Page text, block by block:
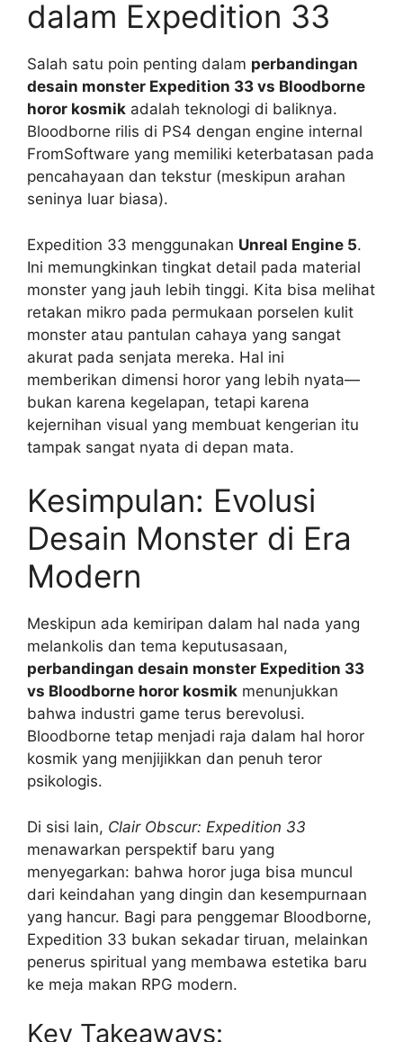
dalam Expedition 33
Salah satu poin penting dalam perbandingan
desain monster Expedition 33 vs Bloodborne
horor kosmik adalah teknologi di baliknya.
Bloodborne rilis di PS4 dengan engine internal
FromSoftware yang memiliki keterbatasan pada
pencahayaan dan tekstur (meskipun arahan
seninya luar biasa).
Expedition 33 menggunakan Unreal Engine 5.
Ini memungkinkan tingkat detail pada material
monster yang jauh lebih tinggi. Kita bisa melihat
retakan mikro pada permukaan porselen kulit
monster atau pantulan cahaya yang sangat
akurat pada senjata mereka. Hal ini
memberikan dimensi horor yang lebih nyata—
bukan karena kegelapan, tetapi karena
kejernihan visual yang membuat kengerian itu
tampak sangat nyata di depan mata.
Kesimpulan: Evolusi
Desain Monster di Era
Modern
Meskipun ada kemiripan dalam hal nada yang
melankolis dan tema keputusasaan,
perbandingan desain monster Expedition 33
vs Bloodborne horor kosmik menunjukkan
bahwa industri game terus berevolusi.
Bloodborne tetap menjadi raja dalam hal horor
kosmik yang menjijikkan dan penuh teror
psikologis.
Di sisi lain, Clair Obscur: Expedition 33
menawarkan perspektif baru yang
menyegarkan: bahwa horor juga bisa muncul
dari keindahan yang dingin dan kesempurnaan
yang hancur. Bagi para penggemar Bloodborne,
Expedition 33 bukan sekadar tiruan, melainkan
penerus spiritual yang membawa estetika baru
ke meja makan RPG modern.
Key Takeaways: